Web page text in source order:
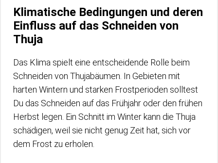
Klimatische Bedingungen und deren
Einfluss auf das Schneiden von
Thuja
Das Klima spielt eine entscheidende Rolle beim
Schneiden von Thujabäumen. In Gebieten mit
harten Wintern und starken Frostperioden solltest
Du das Schneiden auf das Frühjahr oder den frühen
Herbst legen. Ein Schnitt im Winter kann die Thuja
schädigen, weil sie nicht genug Zeit hat, sich vor
dem Frost zu erholen.